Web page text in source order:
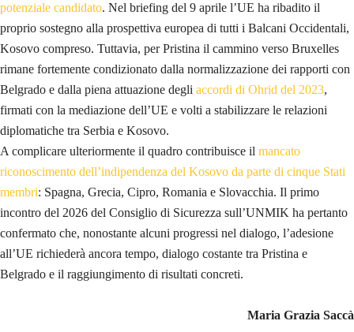
potenziale candidato. Nel briefing del 9 aprile l’UE ha ribadito il
proprio sostegno alla prospettiva europea di tutti i Balcani Occidentali,
Kosovo compreso. Tuttavia, per Pristina il cammino verso Bruxelles
rimane fortemente condizionato dalla normalizzazione dei rapporti con
Belgrado e dalla piena attuazione degli accordi di Ohrid del 2023,
firmati con la mediazione dell’UE e volti a stabilizzare le relazioni
diplomatiche tra Serbia e Kosovo.
A complicare ulteriormente il quadro contribuisce il mancato
riconoscimento dell’indipendenza del Kosovo da parte di cinque Stati
membri: Spagna, Grecia, Cipro, Romania e Slovacchia. Il primo
incontro del 2026 del Consiglio di Sicurezza sull’UNMIK ha pertanto
confermato che, nonostante alcuni progressi nel dialogo, l’adesione
all’UE richiederà ancora tempo, dialogo costante tra Pristina e
Belgrado e il raggiungimento di risultati concreti.
Maria Grazia Saccà